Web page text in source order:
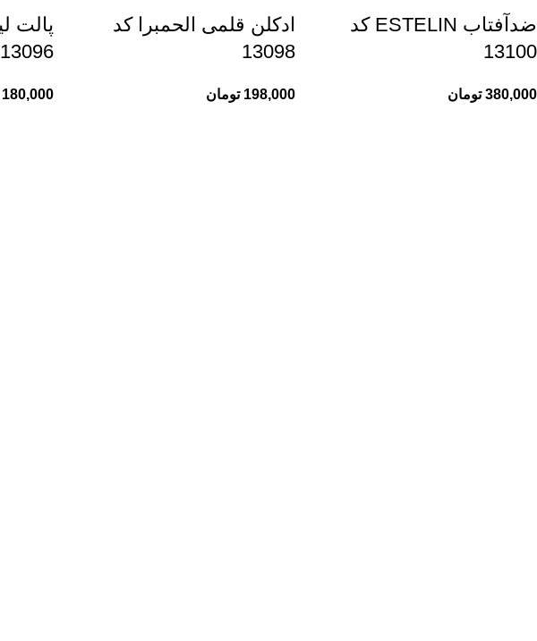
ضدآفتاب ESTELIN کد
13100
380,000 تومان
ادکلن قلمی الحمبرا کد
13098
198,000 تومان
13096
180,000